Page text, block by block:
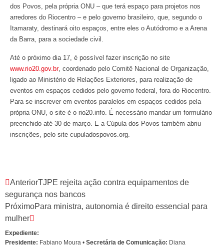
dos Povos, pela própria ONU – que terá espaço para projetos nos
arredores do Riocentro – e pelo governo brasileiro, que, segundo o
Itamaraty, destinará oito espaços, entre eles o Autódromo e a Arena
da Barra, para a sociedade civil.
Até o próximo dia 17, é possível fazer inscrição no site
www.rio20.gov.br, coordenado pelo Comitê Nacional de Organização,
ligado ao Ministério de Relações Exteriores, para realização de
eventos em espaços cedidos pelo governo federal, fora do Riocentro.
Para se inscrever em eventos paralelos em espaços cedidos pela
própria ONU, o site é o rio20.info. É necessário mandar um formulário
preenchido até 30 de março. E a Cúpula dos Povos também abriu
inscrições, pelo site cupuladospovos.org.
AnteriorTJPE rejeita ação contra equipamentos de
segurança nos bancos
PróximoPara ministra, autonomia é direito essencial para
mulher
Expediente:
Presidente: Fabiano Moura • Secretária de Comunicação: Diana